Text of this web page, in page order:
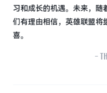
习和成长的机遇。未来，随
们有理由相信，英雄联盟将
喜。
-